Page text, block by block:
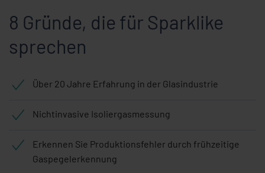
8 Gründe, die für Sparklike
sprechen
Über 20 Jahre Erfahrung in der Glasindustrie
Nichtinvasive Isoliergasmessung
Erkennen Sie Produktionsfehler durch frühzeitige
Gaspegelerkennung